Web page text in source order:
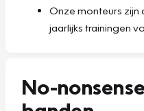
Onze monteurs
jaarlijks trainingen
No-